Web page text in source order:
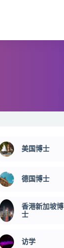
美国博士
德国博士
香港新加坡博
士
访学